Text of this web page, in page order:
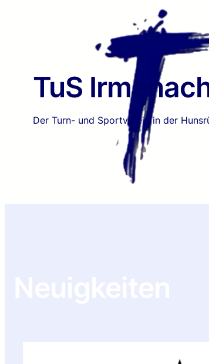
TuS
Der Turn- und Sportverein in der